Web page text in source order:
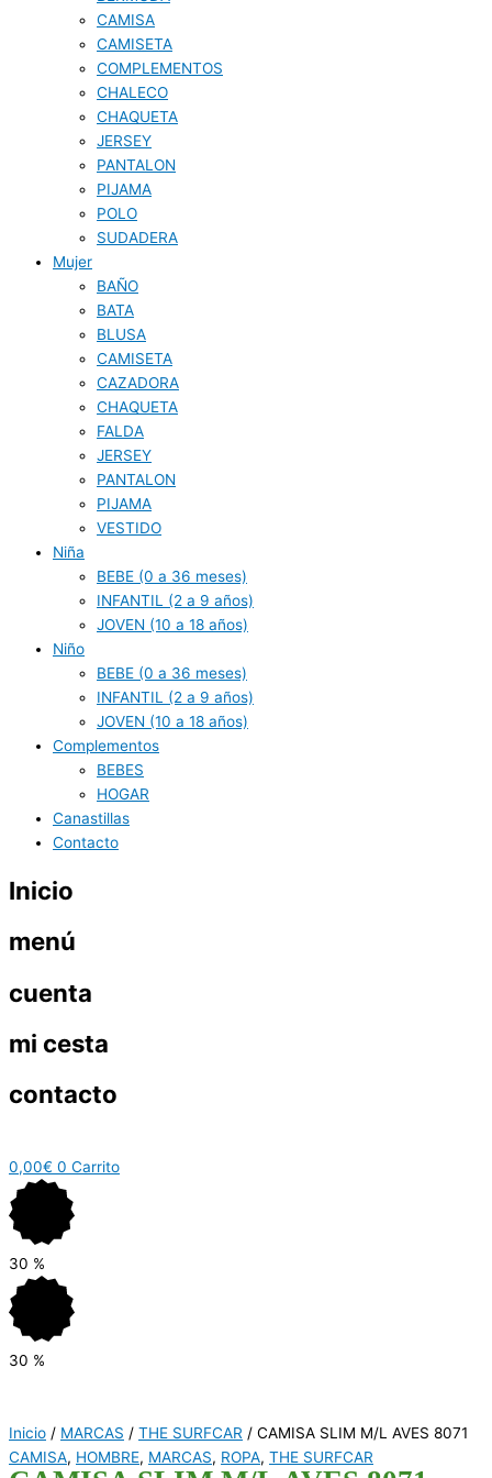
CAMISA
CAMISETA
COMPLEMENTOS
CHALECO
CHAQUETA
JERSEY
PANTALON
PIJAMA
POLO
SUDADERA
Mujer
BAÑO
BATA
BLUSA
CAMISETA
CAZADORA
CHAQUETA
FALDA
JERSEY
PANTALON
PIJAMA
VESTIDO
Niña
BEBE (0 a 36 meses)
INFANTIL (2 a 9 años)
JOVEN (10 a 18 años)
Niño
BEBE (0 a 36 meses)
INFANTIL (2 a 9 años)
JOVEN (10 a 18 años)
Complementos
BEBES
HOGAR
Canastillas
Contacto
Inicio
menú
cuenta
mi cesta
contacto
0,00€ 0 Carrito
30 %
30 %
Inicio / MARCAS / THE SURFCAR / CAMISA SLIM M/L AVES 8071
CAMISA, HOMBRE, MARCAS, ROPA, THE SURFCAR